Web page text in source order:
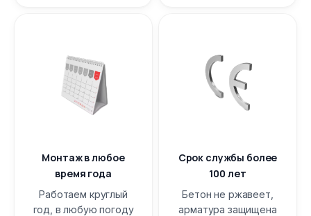
Монтаж в любое
время года
Работаем круглый
год, в любую погоду
Срок службы более
100 лет
Бетон не ржавеет,
арматура защищена